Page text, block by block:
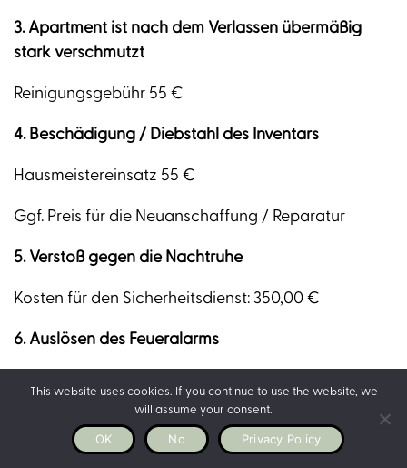
3. Apartment ist nach dem Verlassen übermäßig
stark verschmutzt
Reinigungsgebühr 55 €
4. Beschädigung / Diebstahl des Inventars
Hausmeistereinsatz 55 €
Ggf. Preis für die Neuanschaffung / Reparatur
5. Verstoß gegen die Nachtruhe
Kosten für den Sicherheitsdienst: 350,00 €
6. Auslösen des Feueralarms
7. Schlüsselverlust
This website uses cookies. If you continue to use the website, we
will assume your consent.
OK No Privacy Policy
Select your Nena Apartment